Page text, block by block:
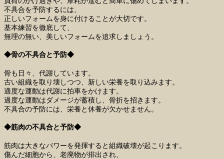
不具合を予防するには、
正しいフォームを身に付けることが大切です。
基本練習を徹底して、
無理の無い、美しいフォームを追求しましょう。
◆骨の不具合と予防◆
骨も日々、代謝しています。
古い組織を取り壊しつつ、新しい栄養を取り込みます。
適度な運動は代謝に拍車をかけます。
過度な運動はダメージが蓄積し、骨折を招きます。
不具合の予防には、栄養と休養が欠かせません。
◆筋肉の不具合と予防◆
筋肉は大きなパワーを発揮すると組織破壊が起こります。
傷んだ細胞から、老廃物が排出され、